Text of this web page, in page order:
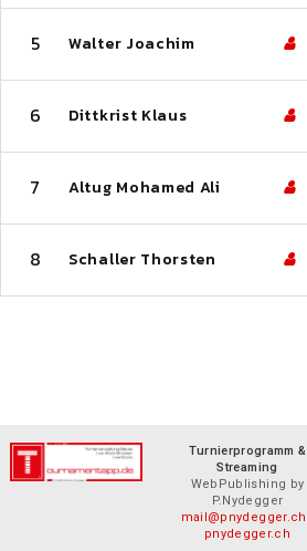
5 Walter Joachim
6 Dittkrist Klaus
7 Altug Mohamed Ali
8 Schaller Thorsten
Turnierprogramm &
Streaming
WebPublishing by
P.Nydegger
mail@pnydegger.ch
pnydegger.ch